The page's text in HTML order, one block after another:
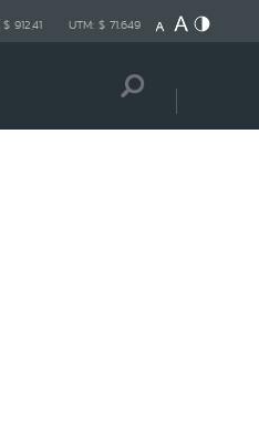
$ 912,41 UTM: $ 71.649